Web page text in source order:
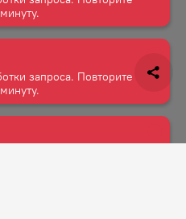
запроса. Повторите
запроса. Повторите